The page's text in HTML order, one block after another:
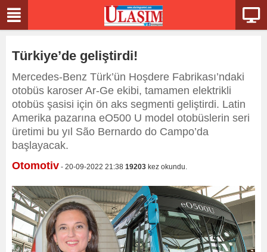
Türkiye’de geliştirdi!
Mercedes-Benz Türk’ün Hoşdere Fabrikası’ndaki
otobüs karoser Ar-Ge ekibi, tamamen elektrikli
otobüs şasisi için ön aks segmenti geliştirdi. Latin
Amerika pazarına eO500 U model otobüslerin seri
üretimi bu yıl São Bernardo do Campo’da
başlayacak.
Otomotiv - 20-09-2022 21:38 19203 kez okundu.